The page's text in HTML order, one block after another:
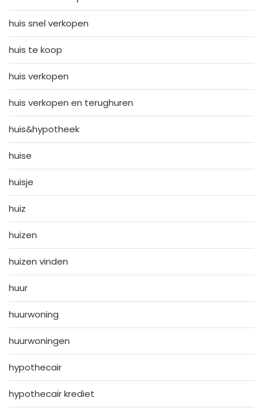
huis snel verkopen
huis te koop
huis verkopen
huis verkopen en terughuren
huis&hypotheek
huise
huisje
huiz
huizen
huizen vinden
huur
huurwoning
huurwoningen
hypothecair
hypothecair krediet